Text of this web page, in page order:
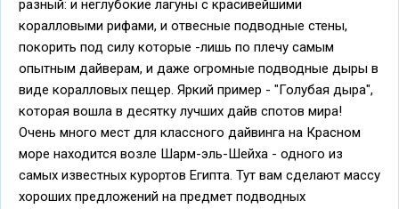
разный: и неглубокие лагуны с красивейшими
коралловыми рифами, и отвесные подводные стены,
покорить под силу которые -лишь по плечу самым
опытным дайверам, и даже огромные подводные дыры в
виде коралловых пещер. Яркий пример - "Голубая дыра",
которая вошла в десятку лучших дайв спотов мира!
Очень много мест для классного дайвинга на Красном
море находится возле Шарм-эль-Шейха - одного из
самых известных курортов Египта. Тут вам сделают массу
хороших предложений на предмет подводных